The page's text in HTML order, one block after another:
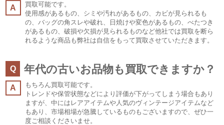
A
買取可能です。
使用感があるもの、シミや汚れがあるもの、カビが見られるも
の、バッグの角スレや破れ、日焼けや変色があるもの、べたつき
があるもの、破損や欠損が見られるものなど他社では買取を断ら
れるような商品も弊社は自信をもって買取させていただきます。
Q 年代の古いお品物も買取できますか？
A
もちろん買取可能です。
トレンドや保管状態などにより評価が下がってしまう場合もあり
ますが、中にはレアアイテムや人気のヴィンテージアイテムなど
もあり、市場相場が急騰しているものもございますので、ぜひ一
度ご相談くださいませ。